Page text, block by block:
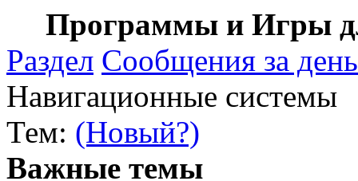
Программы и Игры
Раздел Сообщения за день
Навигационные системы
Тем: (Новый?)
Важные темы